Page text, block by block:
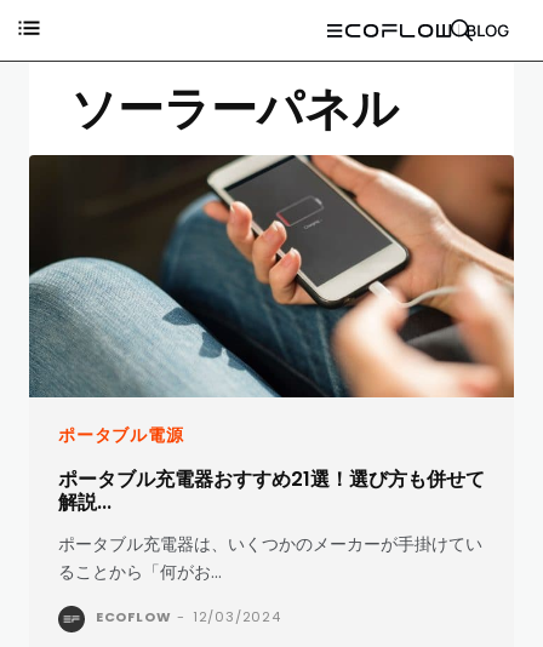
ソーラーパネル
ポータブル電源
ポータブル充電器おすすめ21選！選び方も併せて
解説...
ポータブル充電器は、いくつかのメーカーが手掛けてい
ることから「何がお...
ECOFLOW - 12/03/2024